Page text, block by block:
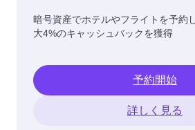
暗号資産でホテルやフライトを予約
大4%のキャッシュバックを獲得
予約開始
詳しく見る